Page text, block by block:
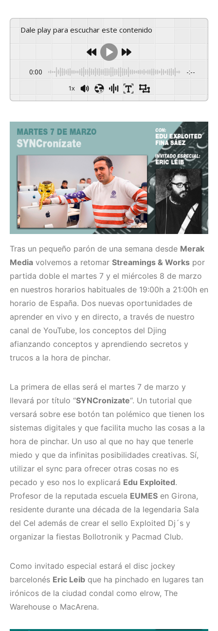
Dale play para escuchar este contenido
0:00 -:--
1x
Tras un pequeño parón de una semana desde Merak
Media volvemos a retomar Streamings & Works por
partida doble el martes 7 y el miércoles 8 de marzo
en nuestros horarios habituales de 19:00h a 21:00h en
horario de España. Dos nuevas oportunidades de
aprender en vivo y en directo, a través de nuestro
canal de YouTube, los conceptos del Djing
afianzando conceptos y aprendiendo secretos y
trucos a la hora de pinchar.
La primera de ellas será el martes 7 de marzo y
llevará por título “SYNCronizate“. Un tutorial que
versará sobre ese botón tan polémico que tienen los
sistemas digitales y que facilita mucho las cosas a la
hora de pinchar. Un uso al que no hay que tenerle
miedo y que da infinitas posibilidades creativas. Sí,
utilizar el sync para ofrecer otras cosas no es
pecado y eso nos lo explicará Edu Exploited.
Profesor de la reputada escuela EUMES en Girona,
residente durante una década de la legendaria Sala
del Cel además de crear el sello Exploited Dj´s y
organizar la fiestas Bollotronik y Pacmad Club.
Como invitado especial estará el disc jockey
barcelonés Eric Leib que ha pinchado en lugares tan
irónicos de la ciudad condal como elrow, The
Warehouse o MacArena.